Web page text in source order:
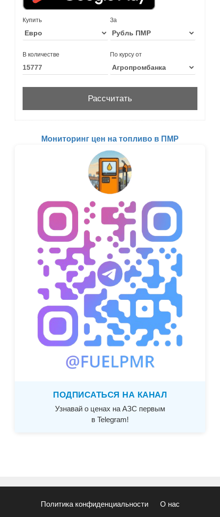
Купить За
В количестве По курсу от
Мониторинг цен на топливо в ПМР
ПОДПИСАТЬСЯ НА КАНАЛ
Узнавай о ценах на АЗС первым
в Telegram!
Политика конфиденциальности О нас